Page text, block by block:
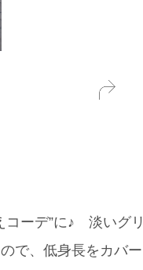
コーデ”に♪ 淡いグリ
で、低身長をカバー